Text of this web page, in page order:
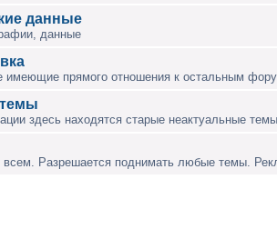
данные
данные
имеющие прямого отношения к остальным
здесь находятся старые неактуальные
всем. Разрешается поднимать любые темы.